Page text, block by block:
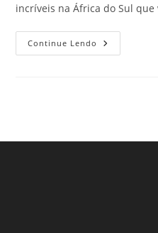
incríveis na África do Sul
Continue Lendo Safáris
Incríveis
Beleza